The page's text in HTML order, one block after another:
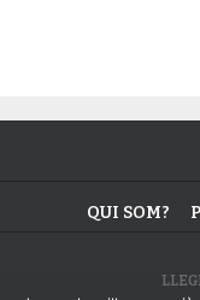
QUI SOM?